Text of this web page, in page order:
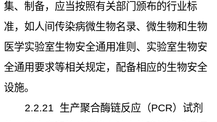
集、制备，应当按照有关部门颁布的行业标
准，如人间传染病微生物名录、微生物和生物
医学实验室生物安全通用准则、实验室生物安
全通用要求等相关规定，配备相应的生物安全
设施。
2.2.21 生产聚合酶链反应（PCR）试剂